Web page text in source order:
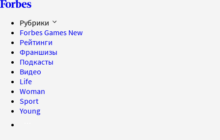
Рубрики
Forbes Games New
Рейтинги
Франшизы
Подкасты
Видео
Life
Woman
Sport
Young